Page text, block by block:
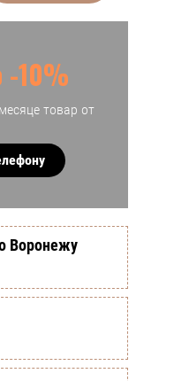
-10%
товар от
Воронежу